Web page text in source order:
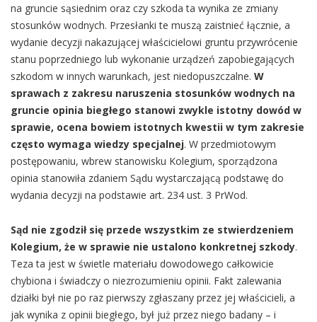
na gruncie sąsiednim oraz czy szkoda ta wynika ze zmiany
stosunków wodnych. Przesłanki te muszą zaistnieć łącznie, a
wydanie decyzji nakazującej właścicielowi gruntu przywrócenie
stanu poprzedniego lub wykonanie urządzeń zapobiegających
szkodom w innych warunkach, jest niedopuszczalne. W
sprawach z zakresu naruszenia stosunków wodnych na
gruncie opinia biegłego stanowi zwykle istotny dowód w
sprawie, ocena bowiem istotnych kwestii w tym zakresie
często wymaga wiedzy specjalnej. W przedmiotowym
postępowaniu, wbrew stanowisku Kolegium, sporządzona
opinia stanowiła zdaniem Sądu wystarczającą podstawę do
wydania decyzji na podstawie art. 234 ust. 3 PrWod.
Sąd nie zgodził się przede wszystkim ze stwierdzeniem
Kolegium, że w sprawie nie ustalono konkretnej szkody.
Teza ta jest w świetle materiału dowodowego całkowicie
chybiona i świadczy o niezrozumieniu opinii. Fakt zalewania
działki był nie po raz pierwszy zgłaszany przez jej właścicieli, a
jak wynika z opinii biegłego, był już przez niego badany – i